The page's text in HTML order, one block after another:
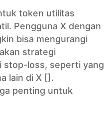
token utilitas
Pengguna X dengan
bisa mengurangi
strategi
stop-loss, seperti yang
lain di X [].
penting untuk